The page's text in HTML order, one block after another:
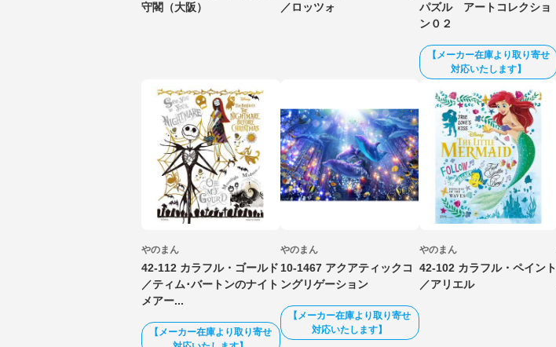
守閣（大阪）
／ロッツォ
パズル アートコレクショ
ン０２
【メーカー在庫より取り寄せ
対応いたします】
やのまん
42-112 カラフル・ゴールド
／ティム･バートンのナイト
メアー...
【メーカー在庫より取り寄せ
やのまん
10-1467 アクアティックコ
ングリゲーション
【メーカー在庫より取り寄せ
対応いたします】
やのまん
42-102 カラフル・ペイント
／アリエル